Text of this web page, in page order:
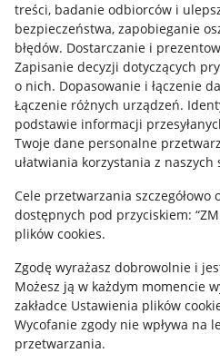
treści, badanie odbiorców i
bezpieczeństwa, zapobieganie
błędów. Dostarczanie i
Zapisanie decyzji dotyczących
o nich. Dopasowanie i łączenie
Łączenie różnych urządzeń.
podstawie informacji
Twoje dane personalne
ułatwiania korzystania z naszych
Cele przetwarzania
dostępnych pod przyciskiem:
plików cookies.
Zgodę wyrażasz dobrowolnie i
Możesz ją w każdym momencie
zakładce Ustawienia plików
Wycofanie zgody nie wpływa na
przetwarzania.
Mapa miejscowości
Informacje prawne
Regulamin
Polityka plików "cookies"
Ustawienia plików "cookies"
Udostępnianie lokalizacji
Informacje dla Aktu o Usługach
Pobierz aplikację